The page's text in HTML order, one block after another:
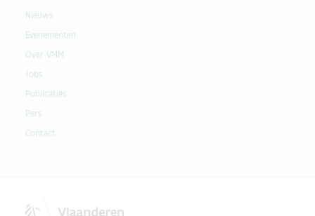
Nieuws
Evenementen
Over VMM
Jobs
Publicaties
Pers
Contact